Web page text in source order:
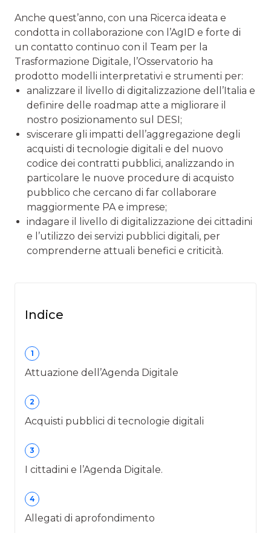
Anche quest’anno, con una Ricerca ideata e
condotta in collaborazione con l’AgID e forte di
un contatto continuo con il Team per la
Trasformazione Digitale, l’Osservatorio ha
prodotto modelli interpretativi e strumenti per:
analizzare il livello di digitalizzazione dell’Italia e
definire delle roadmap atte a migliorare il
nostro posizionamento sul DESI;
sviscerare gli impatti dell’aggregazione degli
acquisti di tecnologie digitali e del nuovo
codice dei contratti pubblici, analizzando in
particolare le nuove procedure di acquisto
pubblico che cercano di far collaborare
maggiormente PA e imprese;
indagare il livello di digitalizzazione dei cittadini
e l’utilizzo dei servizi pubblici digitali, per
comprenderne attuali benefici e criticità.
Indice
1
Attuazione dell’Agenda Digitale
2
Acquisti pubblici di tecnologie digitali
3
I cittadini e l’Agenda Digitale.
4
Allegati di aprofondimento